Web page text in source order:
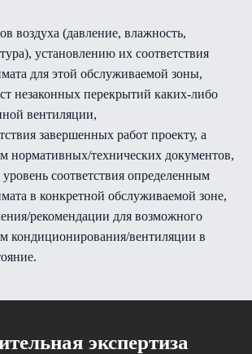
воздуха (давление, влажность,
установлению их соответствия
для этой обслуживаемой зоны,
незаконных перекрытий каких-либо
вентиляции,
завершенных работ проекту, а
нормативных/технических документов,
уровень соответствия определенным
в конкретной обслуживаемой зоне,
рекомендации для возможного
кондиционирования/вентиляции в
экспертиза